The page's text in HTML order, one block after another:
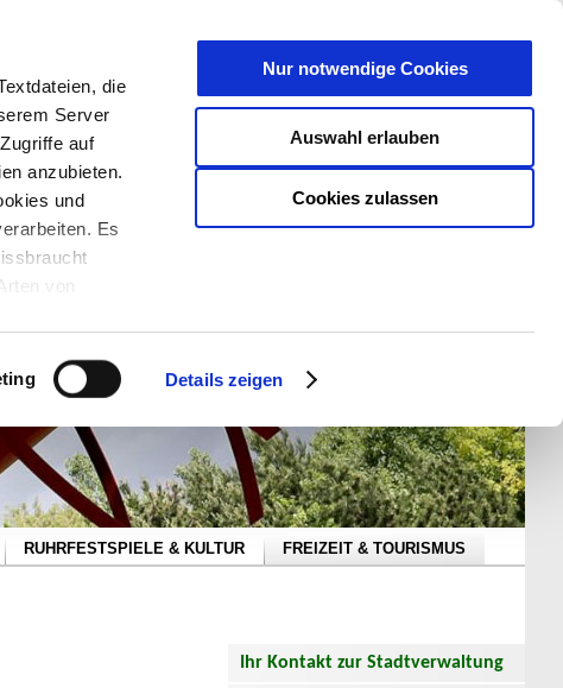
die
Server
auf
anzubieten.
und
Es
von
Cookies kann
Details zeigen
Cookies zulassen
Auswahl erlauben
Nur notwendige Cookies
SCHRIFTGRÖßE:
RUHRFESTSPIELE & KULTUR FREIZEIT & TOURISMUS
Ihr Kontakt zur Stadtverwaltung